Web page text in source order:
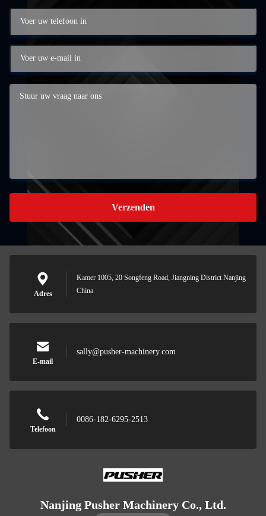
Verzenden
Adres
Kamer 1005, 20 Songfeng Road, Jiangning District Nanjing
China
E-mail
sally@pusher-machinery.com
Telefoon
0086-182-6295-2513
Nanjing Pusher Machinery Co., Ltd.